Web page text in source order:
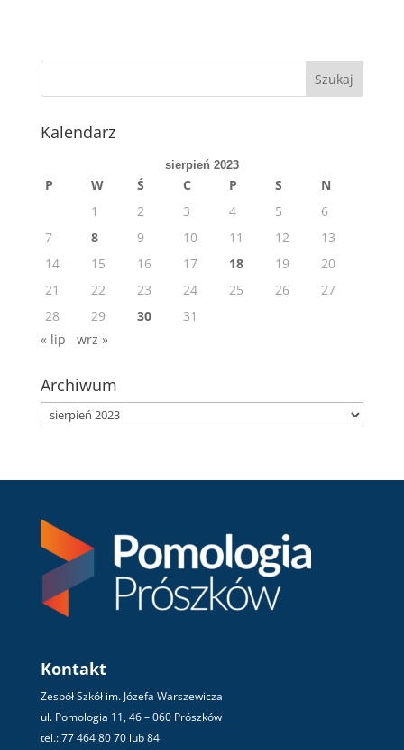
Kalendarz
sierpień 2023
P W Ś C P S
N
1
2 3 4 5
6
7
8 9 10 11 12
13
14
15 16 17 18 19
20
21
22 23 24 25 26
27
28
29 30
31
« lip
wrz »
Archiwum
Archiwum
Kontakt
Zespół Szkół im. Józefa Warszewicza
ul. Pomologia 11, 46 – 060 Prószków
tel.: 77 464 80 70 lub 84